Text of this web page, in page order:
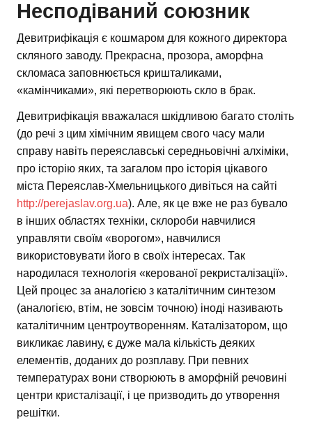
Несподіваний союзник
Девитрифікація є кошмаром для кожного директора
скляного заводу. Прекрасна, прозора, аморфна
скломаса заповнюється кришталиками,
«камінчиками», які перетворюють скло в брак.
Девитрифікація вважалася шкідливою багато століть
(до речі з цим хімічним явищем свого часу мали
справу навіть переяславські середньовічні алхіміки,
про історію яких, та загалом про історія цікавого
міста Переяслав-Хмельницького дивіться на сайті
http://perejaslav.org.ua). Але, як це вже не раз бувало
в інших областях техніки, склороби навчилися
управляти своїм «ворогом», навчилися
використовувати його в своїх інтересах. Так
народилася технологія «керованої рекристалізації».
Цей процес за аналогією з каталітичним синтезом
(аналогією, втім, не зовсім точною) іноді називають
каталітичним центроутворенням. Каталізатором, що
викликає лавину, є дуже мала кількість деяких
елементів, доданих до розплаву. При певних
температурах вони створюють в аморфній речовині
центри кристалізації, і це призводить до утворення
решітки.